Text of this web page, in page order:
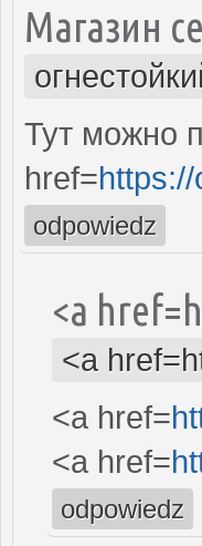
Магазин
Тут можно
href=
odpowiedz
<a
<a
<a href=
<a href=
odpowiedz